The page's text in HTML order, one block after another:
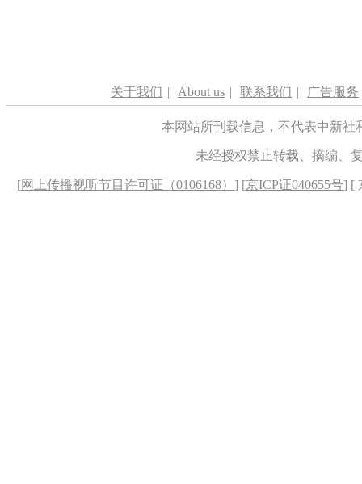
关于我们 | About us | 联系我们 | 广告服务
本网站所刊载信息，不代表中新
未经授权禁止转载、摘编、
[网上传播视听节目许可证（0106168） ] [京ICP证040655号] [